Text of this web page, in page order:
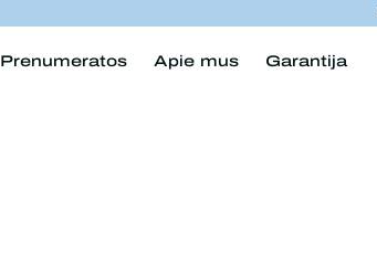
Prenumeratos Apie mus Garantija